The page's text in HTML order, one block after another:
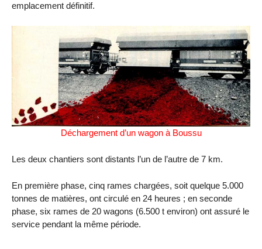
emplacement définitif.
Déchargement d’un wagon à Boussu
Les deux chantiers sont distants l’un de l’autre de 7 km.
En première phase, cinq rames chargées, soit quelque 5.000
tonnes de matières, ont circulé en 24 heures ; en seconde
phase, six rames de 20 wagons (6.500 t environ) ont assuré le
service pendant la même période.